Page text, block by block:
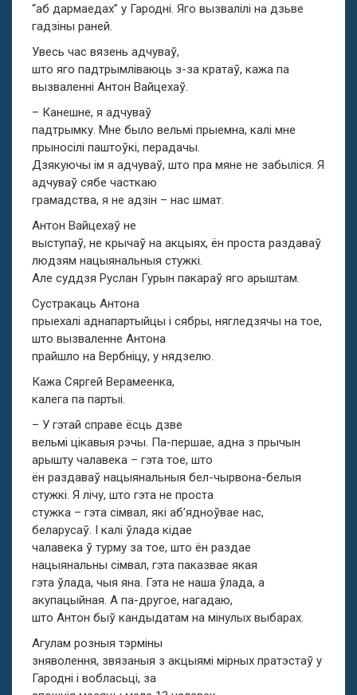
“аб дармаедах” у Гародні. Яго вызвалілі на дзьве
гадзіны раней.
Увесь час вязень адчуваў,
што яго падтрымліваюць з-за кратаў, кажа па
вызваленні Антон Вайцехаў.
– Канешне, я адчуваў
падтрымку. Мне было вельмі прыемна, калі мне
прыносілі паштоўкі, перадачы.
Дзякуючы ім я адчуваў, што пра мяне не забыліся. Я
адчуваў сябе часткаю
грамадства, я не адзін – нас шмат.
Антон Вайцехаў не
выступаў, не крычаў на акцыях, ён проста раздаваў
людзям нацыянальныя стужкі.
Але суддзя Руслан Гурын пакараў яго арыштам.
Сустракаць Антона
прыехалі аднапартыйцы і сябры, нягледзячы на тое,
што вызваленне Антона
прайшло на Вербніцу, у нядзелю.
Кажа Сяргей Верамеенка,
калега па партыі.
– У гэтай справе ёсць дзве
вельмі цікавыя рэчы. Па-першае, адна з прычын
арышту чалавека – гэта тое, што
ён раздаваў нацыянальныя бел-чырвона-белыя
стужкі. Я лічу, што гэта не проста
стужка – гэта сімвал, які аб’ядноўвае нас,
беларусаў. І калі ўлада кідае
чалавека ў турму за тое, што ён раздае
нацыянальны сімвал, гэта паказвае якая
гэта ўлада, чыя яна. Гэта не наша ўлада, а
акупацыйная. А па-другое, нагадаю,
што Антон быў кандыдатам на мінулых выбарах.
Агулам розныя тэрміны
зняволення, звязаныя з акцыямі мірных пратэстаў у
Гародні і вобласьці, за